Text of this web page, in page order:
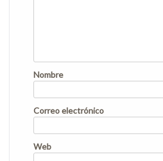
Nombre
Correo electrónico
Web